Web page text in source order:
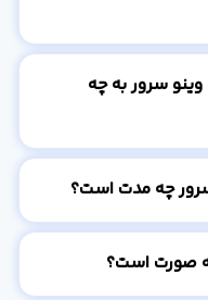
سرور به چه
چه مدت است؟
صورت است؟